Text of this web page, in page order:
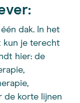
dak. In het
kun je terecht
hier: de
de korte lijnen